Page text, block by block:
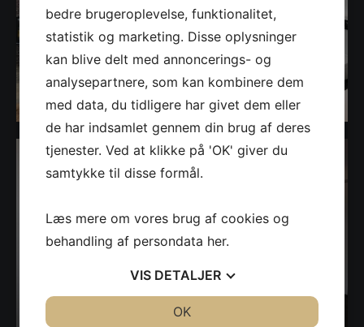
bedre brugeroplevelse, funktionalitet,
statistik og marketing. Disse oplysninger
kan blive delt med annoncerings- og
analysepartnere, som kan kombinere dem
med data, du tidligere har givet dem eller
de har indsamlet gennem din brug af deres
tjenester. Ved at klikke på 'OK' giver du
samtykke til disse formål.
Læs mere om vores brug af cookies og
behandling af persondata her.
VIS DETALJER
OK